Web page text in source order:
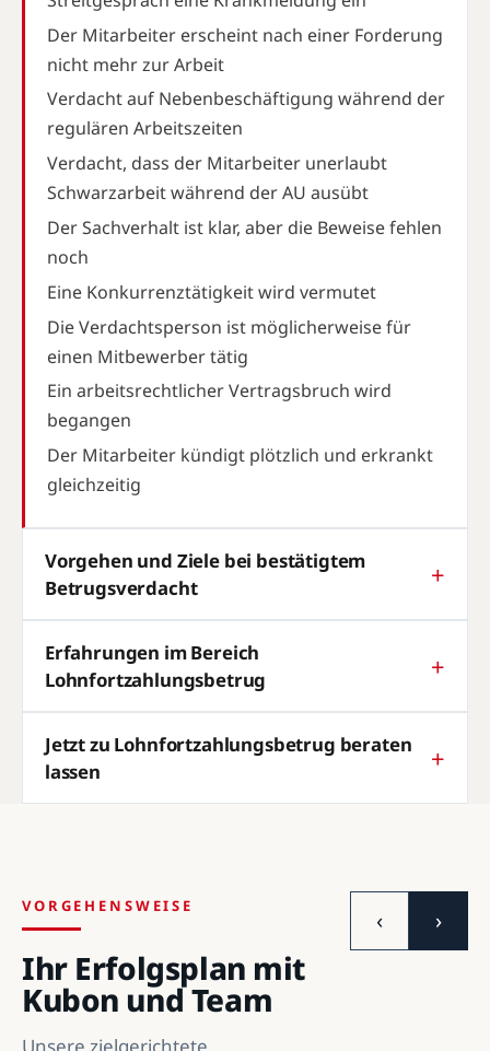
Der Mitarbeiter erscheint nach einer Forderung
nicht mehr zur Arbeit
Verdacht auf Nebenbeschäftigung während der
regulären Arbeitszeiten
Verdacht, dass der Mitarbeiter unerlaubt
Schwarzarbeit während der AU ausübt
Der Sachverhalt ist klar, aber die Beweise fehlen
noch
Eine Konkurrenztätigkeit wird vermutet
Die Verdachtsperson ist möglicherweise für
einen Mitbewerber tätig
Ein arbeitsrechtlicher Vertragsbruch wird
begangen
Der Mitarbeiter kündigt plötzlich und erkrankt
gleichzeitig
Vorgehen und Ziele bei bestätigtem
Betrugsverdacht
Erfahrungen im Bereich
Lohnfortzahlungsbetrug
Jetzt zu Lohnfortzahlungsbetrug beraten
lassen
VORGEHENSWEISE
Ihr Erfolgsplan mit
Kubon und Team
‹ ›